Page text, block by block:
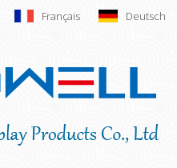
Français Deutsch